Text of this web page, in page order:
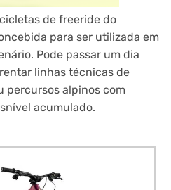
de freeride do
para ser utilizada em
Pode passar um dia
linhas técnicas de
percursos alpinos com
acumulado.